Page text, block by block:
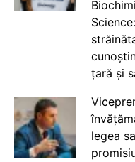
țară și
legea